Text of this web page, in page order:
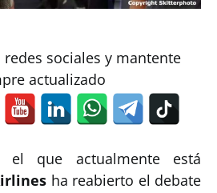
redes sociales y mantente
actualizado
el que actualmente está
ha reabierto el debate